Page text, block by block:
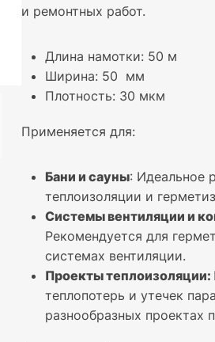
и ремонтных работ.
Длина намотки: 50 м
Ширина: 50 мм
Плотность: 30 мкм
Применяется для:
Бани и сауны: Идеальное
теплоизоляции и
Системы вентиляции и
Рекомендуется для
системах вентиляции.
Проекты теплоизоляции:
теплопотерь и утечек
разнообразных проектах